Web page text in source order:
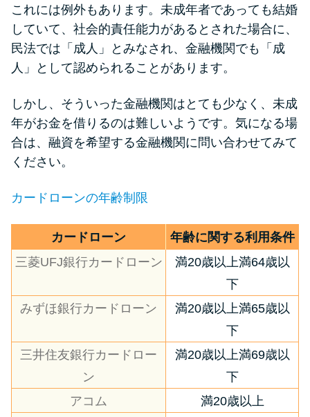
090金融（闇金）からお金を借り
てはいけない理由と借りた場合
の対処法
申し込みブラックとは?判断の目
安や審査に通らない理由
アコムはブラックでも審査に通
る？ 自分がブラックか確かめる
方法
アコムとレイクどっちがいい
の？ カードローンの選び方を徹
底解説！
プロミスの返済方法を徹底解
説！ もっとも便利でお得な返済
これには例外もあります。未成年者であっても結婚
していて、社会的責任能力があるとされた場合に、
民法では「成人」とみなされ、金融機関でも「成
人」として認められることがあります。
しかし、そういった金融機関はとても少なく、未成
年がお金を借りるのは難しいようです。気になる場
合は、融資を希望する金融機関に問い合わせてみて
ください。
カードローンの年齢制限
カードローン
年齢に関する利用条件
三菱UFJ銀行カードローン
満20歳以上満64歳以
下
みずほ銀行カードローン
満20歳以上満65歳以
下
三井住友銀行カードロー
ン
満20歳以上満69歳以
下
アコム
満20歳以上